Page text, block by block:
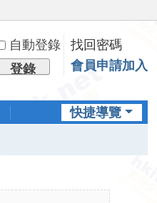
自動登錄
找回密碼
登錄
會員申請加入
快捷導覽